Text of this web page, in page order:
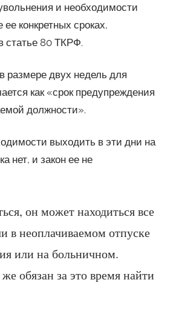
и необходимости
ее конкретных сроках,
статье 80 ТКРФ.
размере двух недель для
как «срок предупреждения
должности».
выходить в эти дни на
нет, и закон ее не
он может находиться все
в неоплачиваемом отпуске
или на больничном.
обязан за это время найти